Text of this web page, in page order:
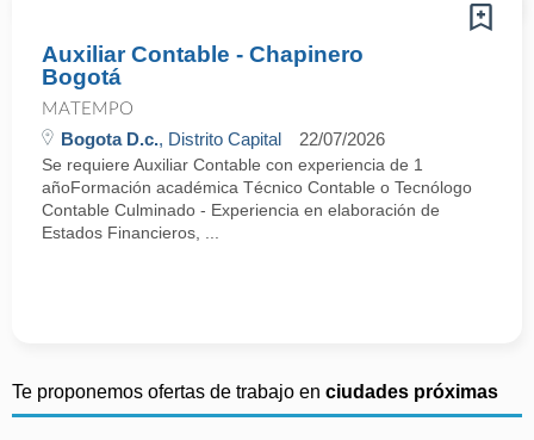
Auxiliar Contable - Chapinero
Bogotá
MATEMPO
Bogota D.c., Distrito Capital 22/07/2026
Se requiere Auxiliar Contable con experiencia de 1
añoFormación académica Técnico Contable o Tecnólogo
Contable Culminado - Experiencia en elaboración de
Estados Financieros, ...
Te proponemos ofertas de trabajo en ciudades próximas